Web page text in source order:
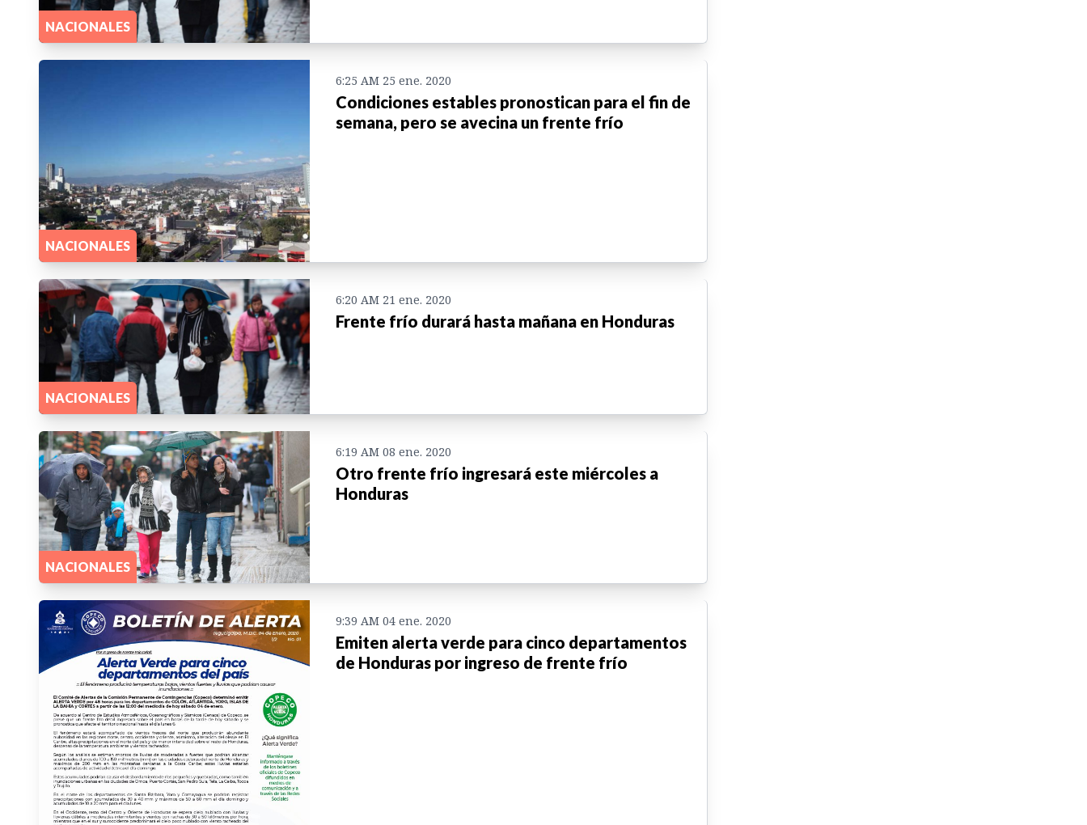
NACIONALES
NACIONALES
6:25 AM 25 ene. 2020
Condiciones estables pronostican para el fin de
semana, pero se avecina un frente frío
NACIONALES
6:20 AM 21 ene. 2020
Frente frío durará hasta mañana en Honduras
NACIONALES
6:19 AM 08 ene. 2020
Otro frente frío ingresará este miércoles a
Honduras
9:39 AM 04 ene. 2020
Emiten alerta verde para cinco departamentos
de Honduras por ingreso de frente frío